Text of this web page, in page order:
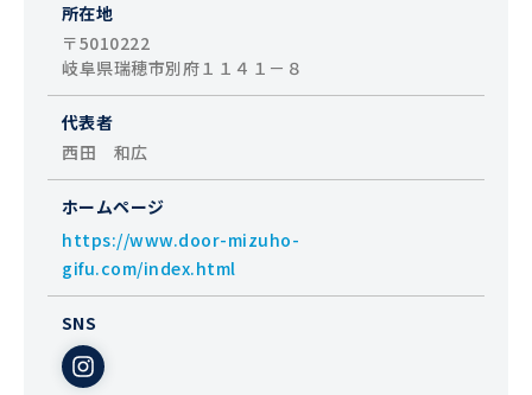
所在地
〒5010222
岐阜県瑞穂市別府１１４１－８
代表者
西田　和広
ホームページ
https://www.door-mizuho-
gifu.com/index.html
SNS